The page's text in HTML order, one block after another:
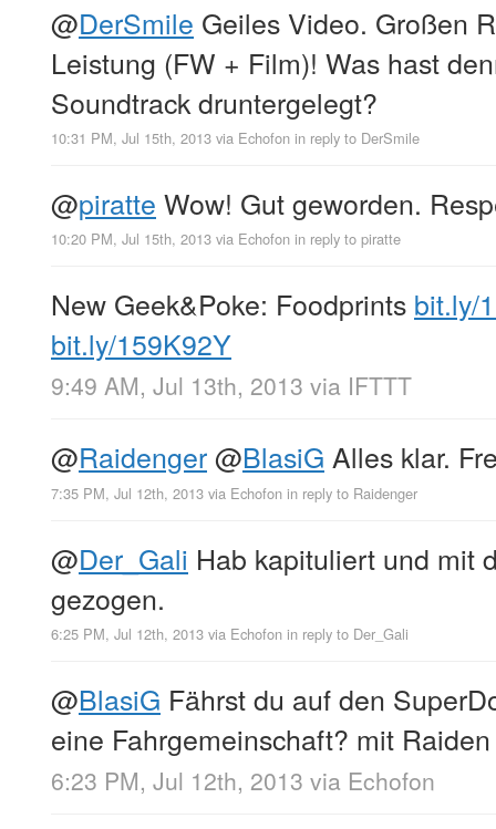
@DerSmile Geiles Video. Großen
Leistung (FW + Film)! Was hast
Soundtrack druntergelegt?
10:31 PM, Jul 15th, 2013 via Echofon in reply to DerSmile
@piratte Wow! Gut geworden.
10:20 PM, Jul 15th, 2013 via Echofon in reply to piratte
New Geek&Poke: Foodprints bit.ly/
bit.ly/159K92Y
9:49 AM, Jul 13th, 2013 via IFTTT
@Raidenger@BlasiG Alles klar.
7:35 PM, Jul 12th, 2013 via Echofon in reply to Raidenger
@Der_Gali Hab kapituliert und mit
gezogen.
6:25 PM, Jul 12th, 2013 via Echofon in reply to Der_Gali
@BlasiG Fährst du auf den
eine Fahrgemeinschaft? mit
6:23 PM, Jul 12th, 2013 via Echofon